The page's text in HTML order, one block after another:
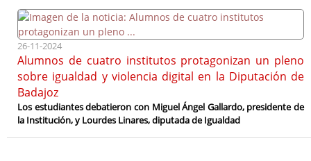
26-11-2024
Alumnos de cuatro institutos protagonizan un pleno
sobre igualdad y violencia digital en la Diputación de
Badajoz
Los estudiantes debatieron con Miguel Ángel Gallardo, presidente de
la Institución, y Lourdes Linares, diputada de Igualdad